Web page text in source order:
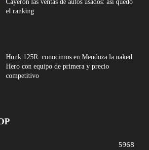
Cayeron las ventas de autos usados: así quedó
el ranking
Hunk 125R: conocimos en Mendoza la naked
Hero con equipo de primera y precio
competitivo
5968